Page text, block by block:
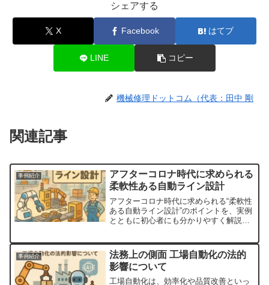
シェアする
X Facebook はてブ
LINE コピー
機械修理ドットコム（代表：田中 剛
関連記事
事例紹介
アフターコロナ時代に求められる
柔軟性ある自動ライン設計
アフターコロナ時代に求められる“柔軟性
ある自動ライン設計”のポイントを、実例
とともに初心者にも分かりやすく解説し
事例紹介
法務上の側面 工場自動化の法的
影響について
工場自動化は、効率化や品質改善といっ